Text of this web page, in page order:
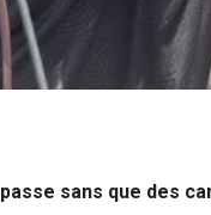
sans que des